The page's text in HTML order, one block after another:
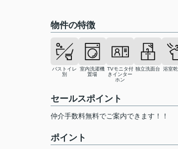
物件の特徴
バストイレ
別
室内洗濯機
置場
TVモニタ付
きインター
ホン
独立洗面台 浴室
セールスポイント
仲介手数料無料でご案内できます！！
ポイント